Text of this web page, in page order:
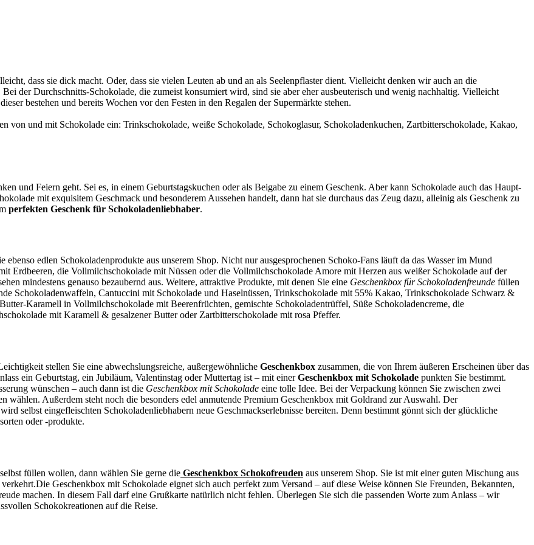
dass sie dick macht. Oder, dass sie vielen Leuten ab und an als Seelenpflaster dient. Vielleicht denken wir auch an die
der Durchschnitts-Schokolade, die zumeist konsumiert wird, sind sie aber eher ausbeuterisch und wenig nachhaltig. Vielleicht
bestehen und bereits Wochen vor den Festen in den Regalen der Supermärkte stehen.
von und mit Schokolade ein: Trinkschokolade, weiße Schokolade, Schokoglasur, Schokoladenkuchen, Zartbitterschokolade, Kakao,
und Feiern geht. Sei es, in einem Geburtstagskuchen oder als Beigabe zu einem Geschenk. Aber kann Schokolade auch das Haupt-
mit exquisitem Geschmack und besonderem Aussehen handelt, dann hat sie durchaus das Zeug dazu, alleinig als Geschenk zu
perfekten Geschenk für Schokoladenliebhaber.
edlen Schokoladenprodukte aus unserem Shop. Nicht nur ausgesprochenen Schoko-Fans läuft da das Wasser im Mund
Erdbeeren, die Vollmilchschokolade mit Nüssen oder die Vollmilchschokolade Amore mit Herzen aus weißer Schokolade auf der
mindestens genauso bezaubernd aus. Weitere, attraktive Produkte, mit denen Sie eine Geschenkbox für Schokoladenfreunde füllen
Schokoladenwaffeln, Cantuccini mit Schokolade und Haselnüssen, Trinkschokolade mit 55% Kakao, Trinkschokolade Schwarz &
Karamell in Vollmilchschokolade mit Beerenfrüchten, gemischte Schokoladentrüffel, Süße Schokoladencreme, die
mit Karamell & gesalzener Butter oder Zartbitterschokolade mit rosa Pfeffer.
stellen Sie eine abwechslungsreiche, außergewöhnliche Geschenkbox zusammen, die von Ihrem äußeren Erscheinen über das
ein Geburtstag, ein Jubiläum, Valentinstag oder Muttertag ist – mit einerGeschenkbox mit Schokolade punkten Sie bestimmt.
wünschen – auch dann ist die Geschenkbox mit Schokolade eine tolle Idee. Bei der Verpackung können Sie zwischen zwei
wählen. Außerdem steht noch die besonders edel anmutende Premium Geschenkbox mit Goldrand zur Auswahl. Der
selbst eingefleischten Schokoladenliebhabern neue Geschmackserlebnisse bereiten. Denn bestimmt gönnt sich der glückliche
oder -produkte.
füllen wollen, dann wählen Sie gerne die Geschenkbox Schokofreuden aus unserem Shop. Sie ist mit einer guten Mischung aus
Geschenkbox mit Schokolade eignet sich auch perfekt zum Versand – auf diese Weise können Sie Freunden, Bekannten,
machen. In diesem Fall darf eine Grußkarte natürlich nicht fehlen. Überlegen Sie sich die passenden Worte zum Anlass – wir
Schokokreationen auf die Reise.